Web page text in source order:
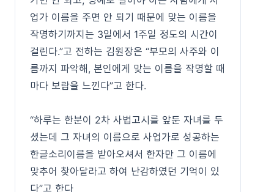
업가 이름을 주면 안 되기 때문에 맞는 이름을
작명하기까지는 3일에서 1주일 정도의 시간이
걸린다.”고 전하는 김원장은 “부모의 사주와 이
름까지 파악해, 본인에게 맞는 이름을 작명할 때
마다 보람을 느낀다”고 한다.
“하루는 한분이 2차 사법고시를 앞둔 자녀를 두
셨는데 그 자녀의 이름으로 사업가로 성공하는
한글소리이름을 받아오셔서 한자만 그 이름에
맞추어 찾아달라고 하여 난감하였던 기억이 있
다”고 한다